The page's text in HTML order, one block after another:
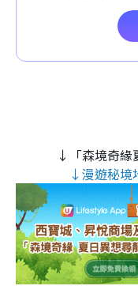
↓「森境奇緣
↓漫遊秘境